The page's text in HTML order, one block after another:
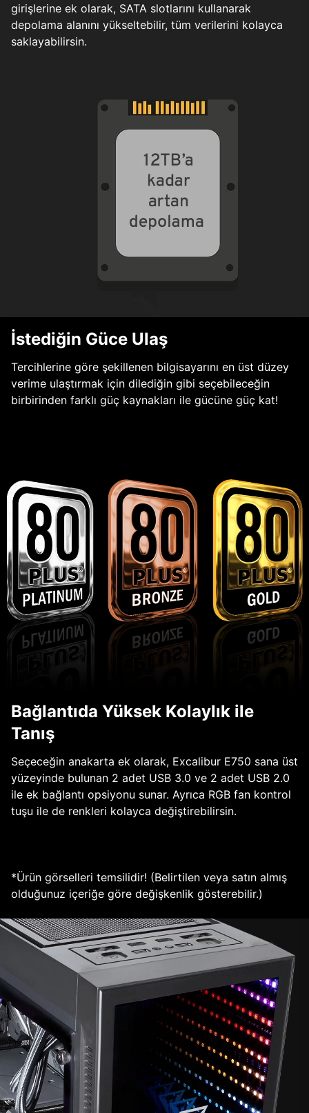
girişlerine ek olarak, SATA slotlarını kullanarak
depolama alanını yükseltebilir, tüm verilerini kolayca
saklayabilirsin.
İstediğin Güce Ulaş
Tercihlerine göre şekillenen bilgisayarını en üst düzey
verime ulaştırmak için dilediğin gibi seçebileceğin
birbirinden farklı güç kaynakları ile gücüne güç kat!
Bağlantıda Yüksek Kolaylık ile
Tanış
Seçeceğin anakarta ek olarak, Excalibur E750 sana üst
yüzeyinde bulunan 2 adet USB 3.0 ve 2 adet USB 2.0
ile ek bağlantı opsiyonu sunar. Ayrıca RGB fan kontrol
tuşu ile de renkleri kolayca değiştirebilirsin.
*Ürün görselleri temsilidir! (Belirtilen veya satın almış
olduğunuz içeriğe göre değişkenlik gösterebilir.)